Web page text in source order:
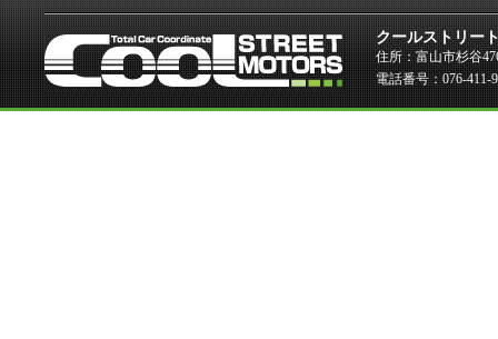
クールストリー
住所：富山市杉谷
電話番号：076-